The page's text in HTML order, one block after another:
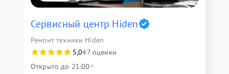
Сервисный центр Hiden
Ремонт техники Hiden
5,047 оценки
Открыто до 21:00